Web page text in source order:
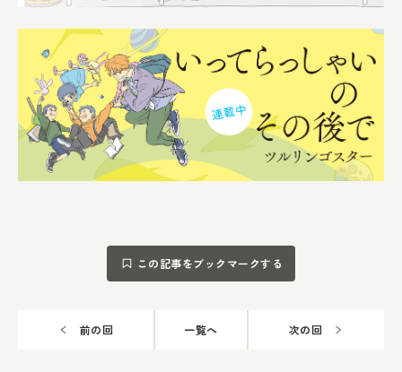
この記事をブックマークする
前の回 一覧へ 次の回